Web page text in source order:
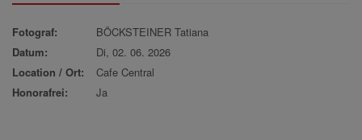
Fotograf:
BÖCKSTEINER Tatiana
Datum:
Di, 02. 06. 2026
Location / Ort:
Cafe Central
Honorafrei:
Ja